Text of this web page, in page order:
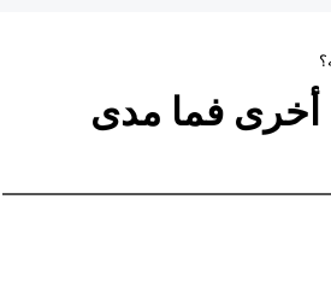
أخرى فما مدى